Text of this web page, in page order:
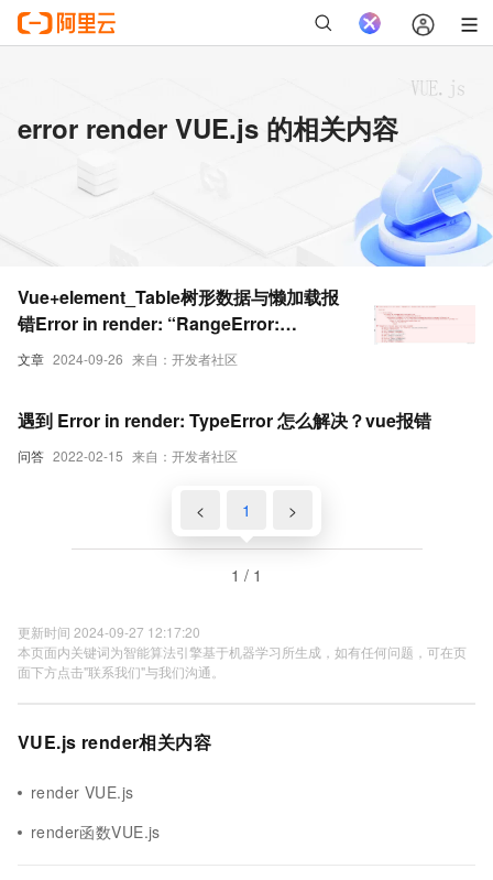
error render VUE.js 的相关内容
文章 2024-09-26 来自：开发者社区
Vue+element_Table树形数据与懒加载报
错Error in render: “RangeError:
Maximum call stack size exceeded“
问答 2022-02-15 来自：开发者社区
遇到 Error in render: TypeError 怎么解决？vue报错
< 1 >
1 / 1
更新时间 2024-09-27 12:17:20
本页面内关键词为智能算法引擎基于机器学习所生成，如有任何问题，可在页
面下方点击"联系我们"与我们沟通。
VUE.js render相关内容
render VUE.js
render函数VUE.js